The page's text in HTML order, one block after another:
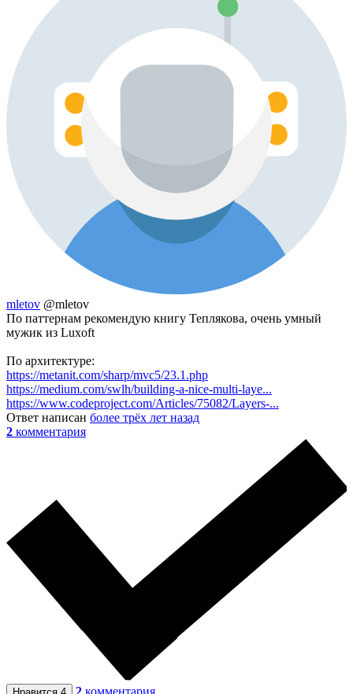
mletov @mletov
По паттернам рекомендую книгу Теплякова, очень умный
мужик из Luxoft
По архитектуре:
https://metanit.com/sharp/mvc5/23.1.php
https://medium.com/swlh/building-a-nice-multi-laye...
https://www.codeproject.com/Articles/75082/Layers-...
Ответ написан более трёх лет назад
2 комментария